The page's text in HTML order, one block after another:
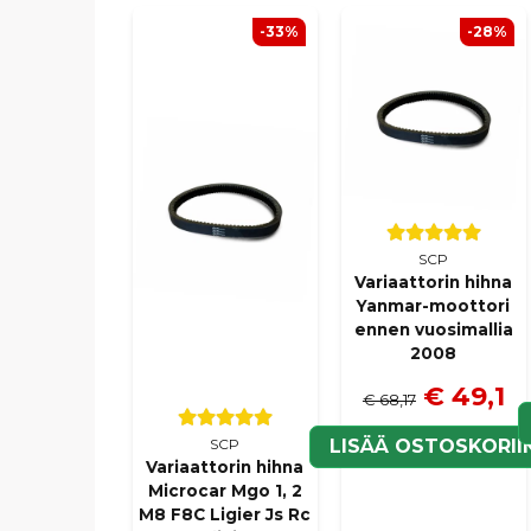
SCP
Variaattorin hihna
Microcar Mgo 1, 2
M8 F8C Ligier Js Rc
-33%
SCP
Variaattorin hihna
Yanmar-moottori
ennen vuosimallia
2008
€ 68,17 € 49,1
LISÄÄ
-28%